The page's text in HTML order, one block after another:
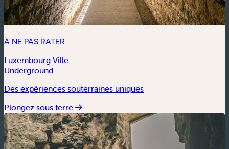
À NE PAS RATER
Luxembourg Ville
Underground
Des expériences souterraines uniques
Plongez sous terre